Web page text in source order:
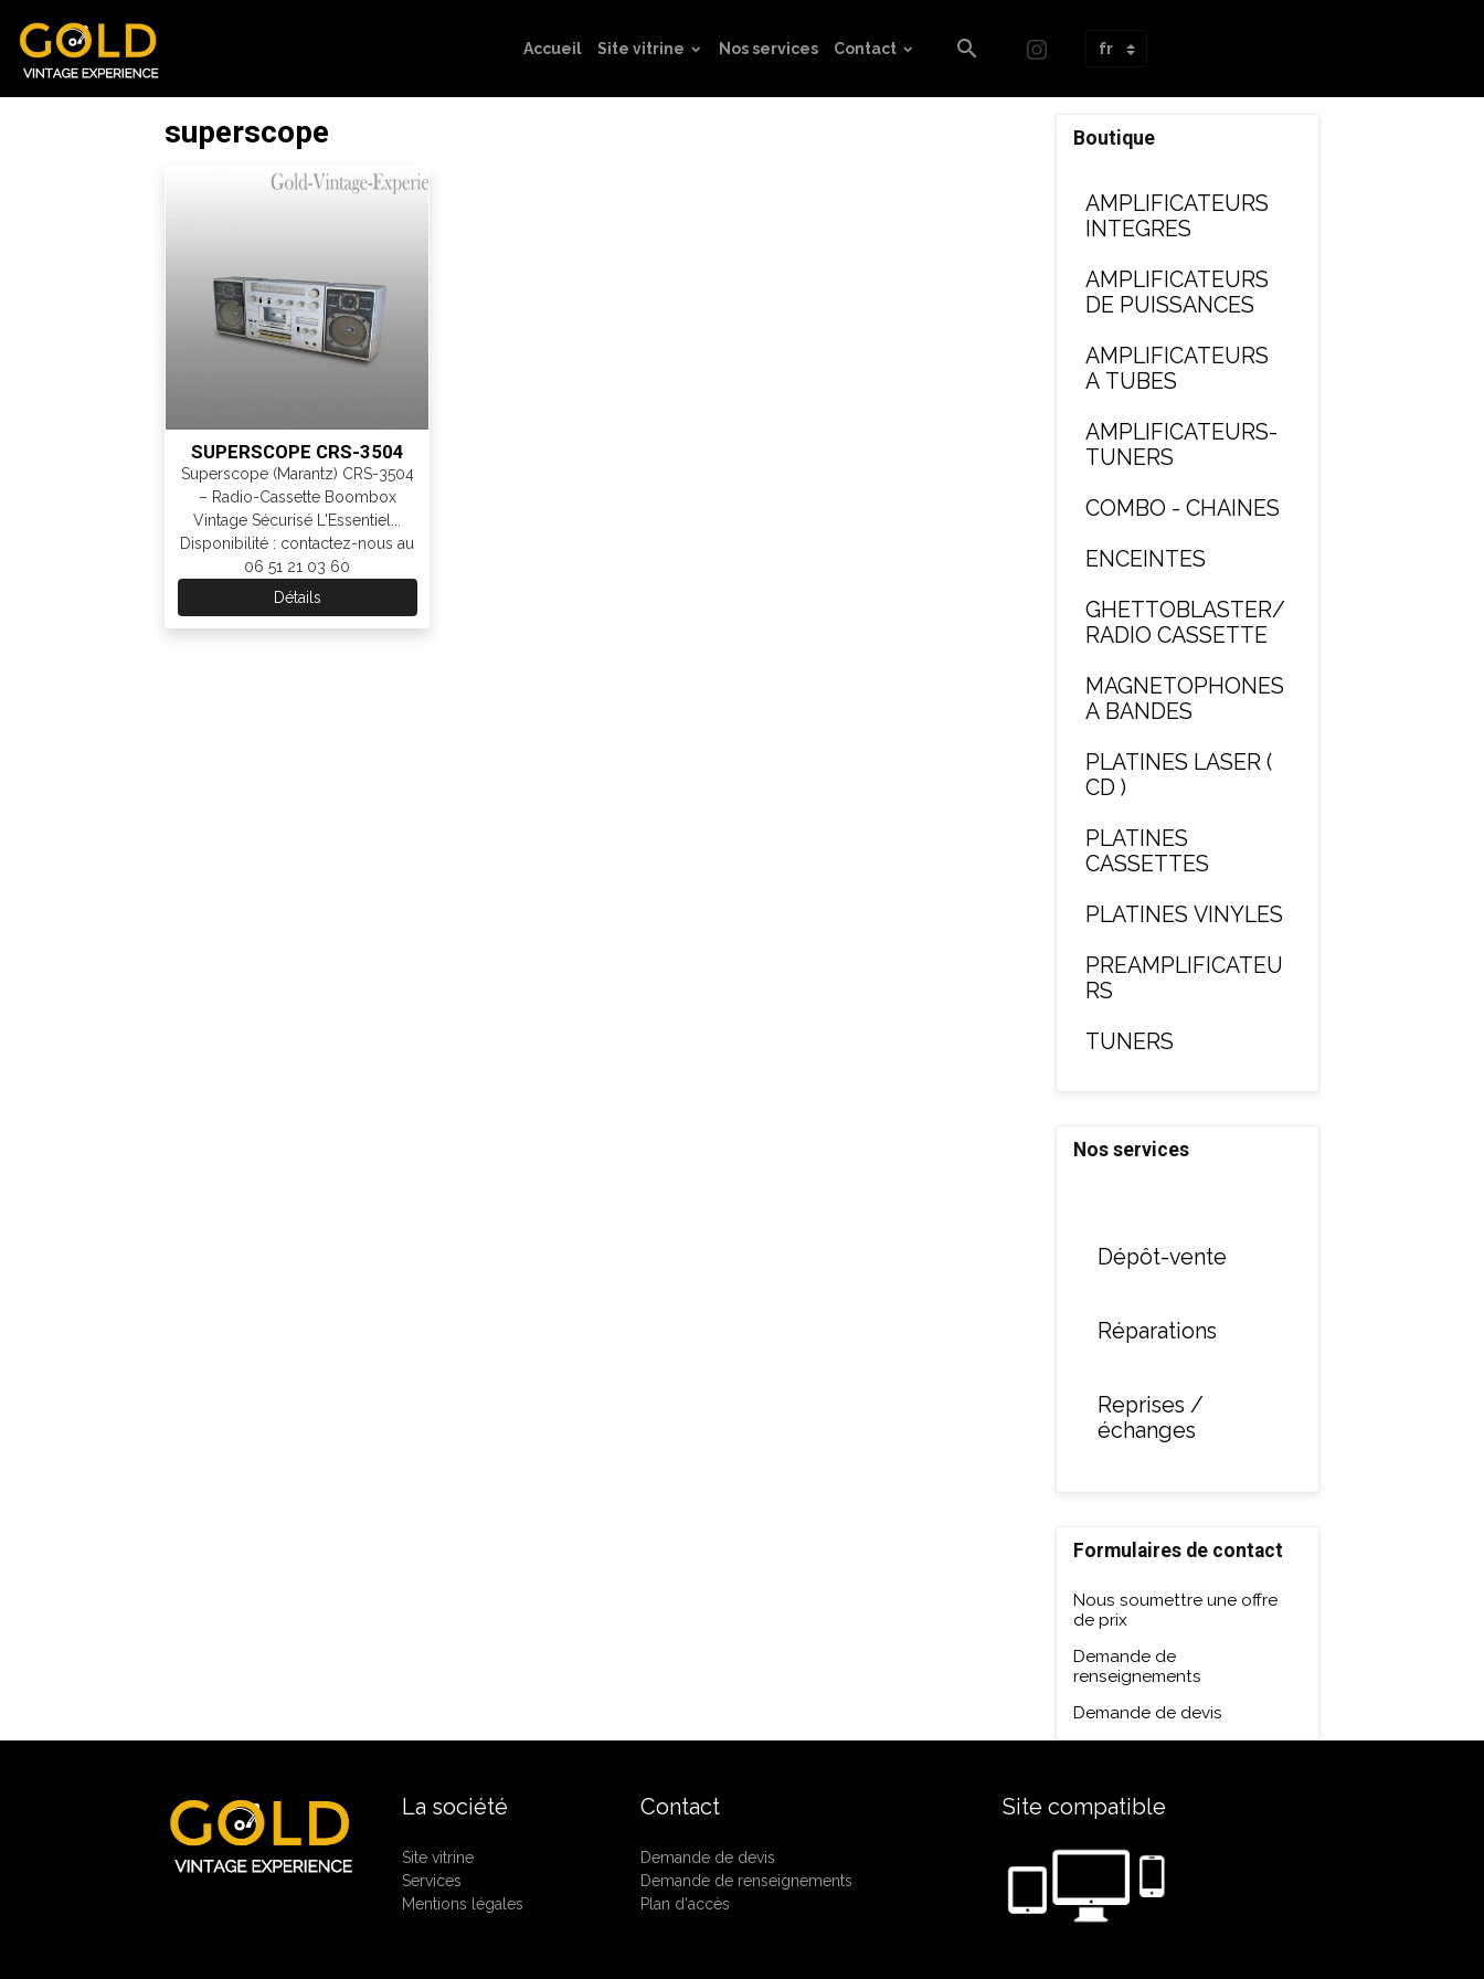
Accueil Site vitrine Nos services Contact
superscope
SUPERSCOPE CRS-3504
Superscope (Marantz) CRS-3504
– Radio-Cassette Boombox
Vintage Sécurisé L'Essentiel...
Disponibilité : contactez-nous au
06 51 21 03 60
Détails
Boutique
AMPLIFICATEURS
INTEGRES
AMPLIFICATEURS
DE PUISSANCES
AMPLIFICATEURS
A TUBES
AMPLIFICATEURS-
TUNERS
COMBO - CHAINES
ENCEINTES
GHETTOBLASTER/
RADIO CASSETTE
MAGNETOPHONES
A BANDES
PLATINES LASER (
CD )
PLATINES
CASSETTES
PLATINES VINYLES
PREAMPLIFICATEU
RS
TUNERS
Nos services
Dépôt-vente
Réparations
Reprises /
échanges
Formulaires de contact
Nous soumettre une offre
de prix
Demande de
renseignements
Demande de devis
La société
Site vitrine
Services
Mentions légales
Contact
Demande de devis
Demande de renseignements
Plan d'accès
Site compatible